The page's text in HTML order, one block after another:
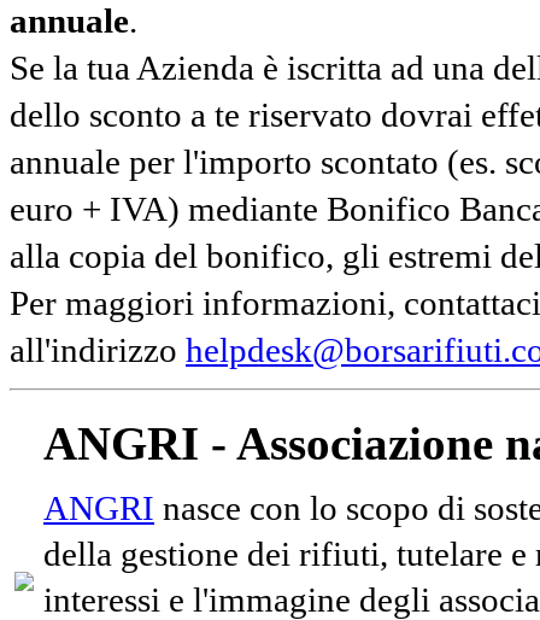
annuale.
Se la tua Azienda è iscritta ad una
dello sconto a te riservato dovrai
annuale per l'importo scontato (es.
euro + IVA) mediante Bonifico
alla copia del bonifico, gli estremi
Per maggiori informazioni,
all'indirizzo
ANGRI - Associazione
ANGRI nasce con lo scopo di
della gestione dei rifiuti, tutelare e
interessi e l'immagine degli